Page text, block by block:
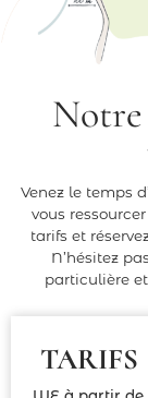
Notre
Venez le temps
vous
tarifs et
N’hésitez
particulière
TARIFS